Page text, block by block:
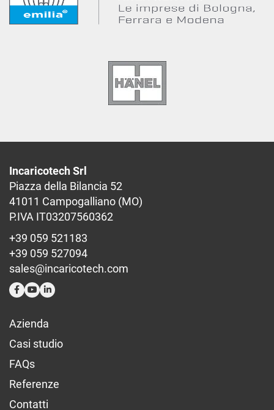
Incaricotech Srl
Piazza della Bilancia 52
41011 Campogalliano (MO)
P.IVA IT03207560362
+39 059 521183
+39 059 527094
sales@incaricotech.com
Azienda
Casi studio
FAQs
Referenze
Contatti